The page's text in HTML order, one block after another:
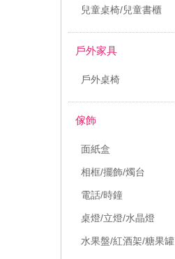
兒童桌椅/兒童書櫃
戶外家具
戶外桌椅
傢飾
面紙盒
相框/擺飾/燭台
電話/時鐘
桌燈/立燈/水晶燈
水果盤/紅酒架/糖果罐